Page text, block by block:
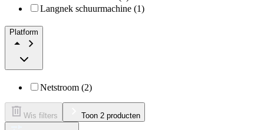
Langnek schuurmachine (1)
Platform
Netstroom (2)
Wis filters Toon 2 producten